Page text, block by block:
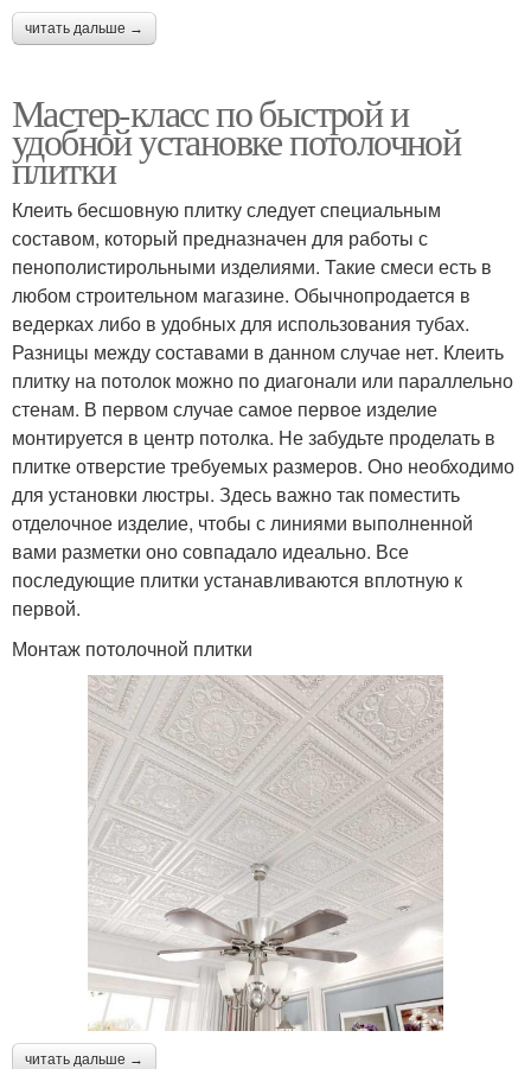
читать дальше →
Мастер-класс по быстрой и
удобной установке потолочной
плитки
Клеить бесшовную плитку следует специальным
составом, который предназначен для работы с
пенополистирольными изделиями. Такие смеси есть в
любом строительном магазине. Обычнопродается в
ведерках либо в удобных для использования тубах.
Разницы между составами в данном случае нет. Клеить
плитку на потолок можно по диагонали или параллельно
стенам. В первом случае самое первое изделие
монтируется в центр потолка. Не забудьте проделать в
плитке отверстие требуемых размеров. Оно необходимо
для установки люстры. Здесь важно так поместить
отделочное изделие, чтобы с линиями выполненной
вами разметки оно совпадало идеально. Все
последующие плитки устанавливаются вплотную к
первой.
Монтаж потолочной плитки
читать дальше →